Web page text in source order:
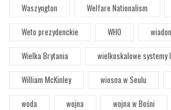
Waszyngton
Welfare Nationalism
Weto prezydenckie
WHO
Wielka Brytania
wielkoskalowe systemy
William McKinley
wiosna w Seulu
woda
wojna
wojna w Bośni